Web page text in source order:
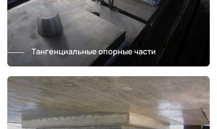
Тангенциальные опорные части